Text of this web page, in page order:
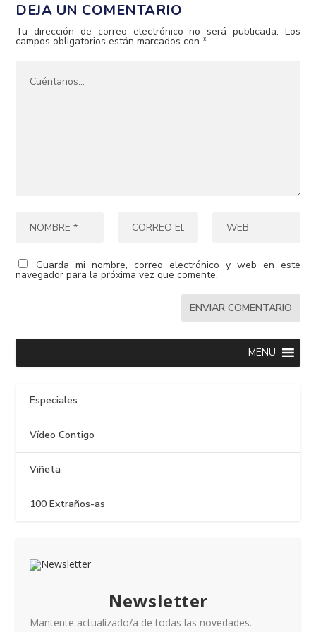
DEJA UN COMENTARIO
Tu dirección de correo electrónico no será publicada. Los
campos obligatorios están marcados con*
Guarda mi nombre, correo electrónico y web en este
navegador para la próxima vez que comente.
MENU
Especiales
Vídeo Contigo
Viñeta
100 Extraños-as
Newsletter
Mantente actualizado/a de todas las novedades.